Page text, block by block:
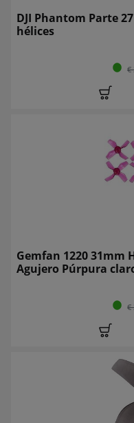
DJI Phantom Parte
hélices
€
Gemfan 1220 31mm
Agujero Púrpura
€